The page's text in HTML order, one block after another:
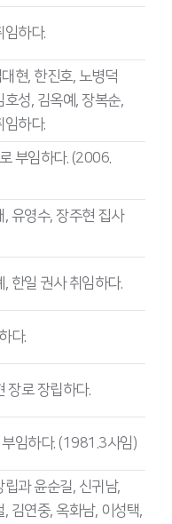
임하다.
현, 한진호, 노병덕
성, 김옥예, 장복순,
임하다.
부임하다. (2006.
유영수, 장주현 집사
한일 권사 취임하다.
다.
장로 장립하다.
임하다. (1981.3사임)
과 윤순길, 신귀남,
김연중, 옥화남, 이성택,